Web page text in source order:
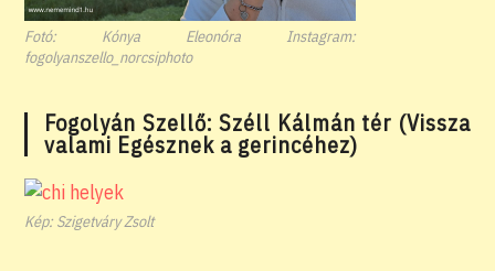
Fotó: Kónya Eleonóra Instagram:
fogolyanszello_norcsiphoto
Fogolyán Szellő: Széll Kálmán tér (Vissza
valami Egésznek a gerincéhez)
Kép: Szigetváry Zsolt